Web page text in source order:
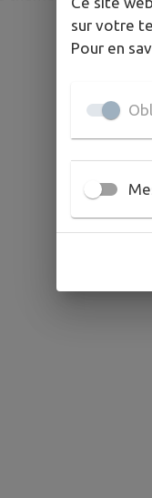
sur votre
Pour en